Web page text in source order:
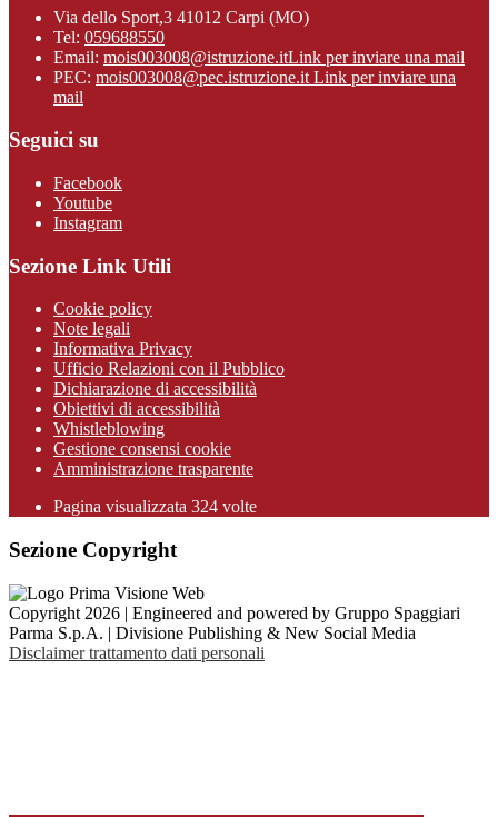
Via dello Sport,3 41012 Carpi (MO)
Tel: 059688550
Email: mois003008@istruzione.itLink per inviare una mail
PEC: mois003008@pec.istruzione.it Link per inviare una
mail
Seguici su
Facebook
Youtube
Instagram
Sezione Link Utili
Cookie policy
Note legali
Informativa Privacy
Ufficio Relazioni con il Pubblico
Dichiarazione di accessibilità
Obiettivi di accessibilità
Whistleblowing
Gestione consensi cookie
Amministrazione trasparente
Pagina visualizzata 324 volte
Sezione Copyright
Copyright 2026 | Engineered and powered by Gruppo Spaggiari
Parma S.p.A. | Divisione Publishing & New Social Media
Disclaimer trattamento dati personali